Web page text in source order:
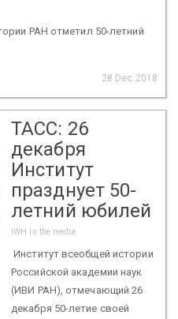
РАН отметил 50-летний
28 Dec 2018
ТАСС: 26
декабря
Институт
празднует 50-
летний юбилей
IWH in the media
Институт всеобщей истории
Российской академии наук
(ИВИ РАН), отмечающий 26
декабря 50-летие своей